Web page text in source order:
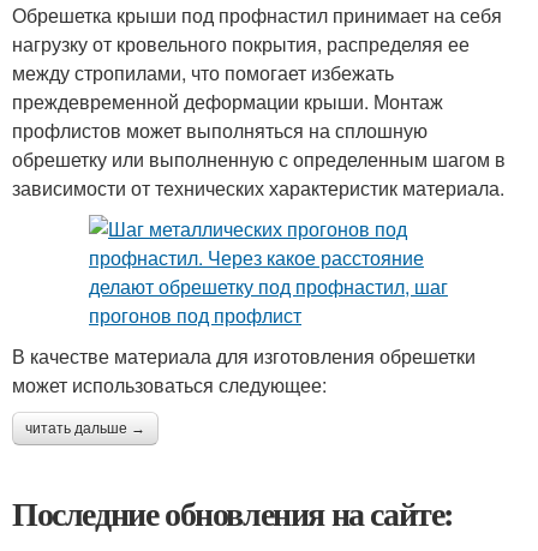
Обрешетка крыши под профнастил принимает на себя
нагрузку от кровельного покрытия, распределяя ее
между стропилами, что помогает избежать
преждевременной деформации крыши. Монтаж
профлистов может выполняться на сплошную
обрешетку или выполненную с определенным шагом в
зависимости от технических характеристик материала.
В качестве материала для изготовления обрешетки
может использоваться следующее:
читать дальше →
Последние обновления на сайте: